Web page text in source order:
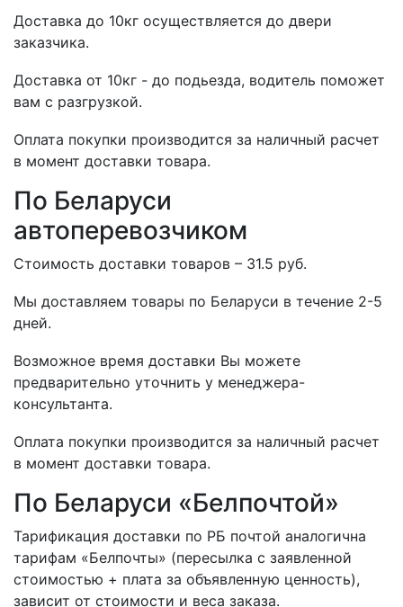
Доставка до 10кг осуществляется до двери
заказчика.
Доставка от 10кг - до подьезда, водитель поможет
вам с разгрузкой.
Оплата покупки производится за наличный расчет
в момент доставки товара.
По Беларуси
автоперевозчиком
Стоимость доставки товаров – 31.5 руб.
Мы доставляем товары по Беларуси в течение 2-5
дней.
Возможное время доставки Вы можете
предварительно уточнить у менеджера-
консультанта.
Оплата покупки производится за наличный расчет
в момент доставки товара.
По Беларуси «Белпочтой»
Тарификация доставки по РБ почтой аналогична
тарифам «Белпочты» (пересылка с заявленной
стоимостью + плата за объявленную ценность),
зависит от стоимости и веса заказа.